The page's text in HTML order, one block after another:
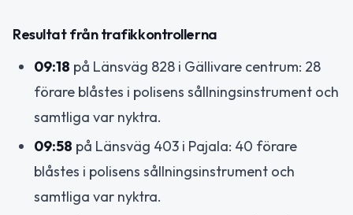
Resultat från trafikkontrollerna
09:18 på Länsväg 828 i Gällivare centrum: 28
förare blåstes i polisens sållningsinstrument och
samtliga var nyktra.
09:58 på Länsväg 403 i Pajala: 40 förare
blåstes i polisens sållningsinstrument och
samtliga var nyktra.